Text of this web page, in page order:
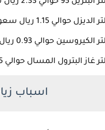
حوالي 1.15 ريال سعودي.
حوالي 0.93 ريال سعودي.
البترول المسال حوالي 0.95 ريال سعودي.
اسباب